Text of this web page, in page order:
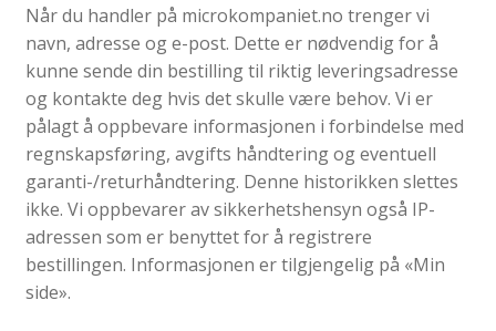
Når du handler på microkompaniet.no trenger vi
navn, adresse og e-post. Dette er nødvendig for å
kunne sende din bestilling til riktig leveringsadresse
og kontakte deg hvis det skulle være behov. Vi er
pålagt å oppbevare informasjonen i forbindelse med
regnskapsføring, avgifts håndtering og eventuell
garanti-/returhåndtering. Denne historikken slettes
ikke. Vi oppbevarer av sikkerhetshensyn også IP-
adressen som er benyttet for å registrere
bestillingen. Informasjonen er tilgjengelig på «Min
side».